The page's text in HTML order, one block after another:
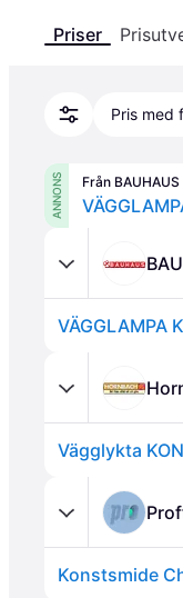
Priser
Pris med
ANNONS Från BAUHAUS
VÄGGLAMPA
Vägglykta
Konstsmide